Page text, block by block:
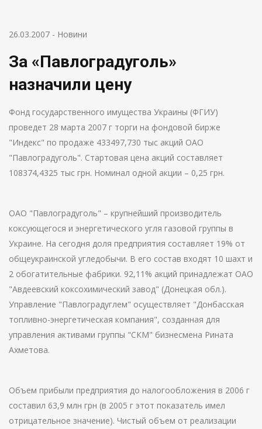
26.03.2007 - Новини
За «Павлоградуголь»
назначили цену
Фонд государственного имущества Украины (ФГИУ)
проведет 28 марта 2007 г торги на фондовой бирже
"Индекс" по продаже 433497,730 тыс акций ОАО
"Павлоградуголь". Стартовая цена акций составляет
108374,4325 тыс грн. Номинал одной акции – 0,25 грн.
ОАО "Павлоградуголь" – крупнейший производитель
коксующегося и энергетического угля газовой группы в
Украине. На сегодня доля предприятия составляет 19% от
общеукраинской угледобычи. В его состав входят 10 шахт и
2 обогатительные фабрики. 92,11% акций принадлежат ОАО
"Авдеевский коксохимический завод" (Донецкая обл.).
Управление "Павлоградуглем" осуществляет "Донбасская
топливно-энергетическая компания", созданная для
управления активами группы "СКМ" бизнесмена Рината
Ахметова.
Объем прибыли предприятия до налогообложения в 2006 г
составил 63,9 млн грн (в 2005 г этот показатель имел
отрицательное значение). Чистый объем от реализации